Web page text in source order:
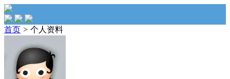
首页 > 个人资料